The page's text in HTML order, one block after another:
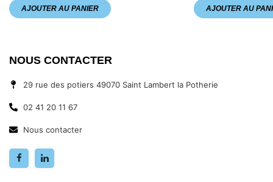
AJOUTER AU PANIER AJOUTER AU
NOUS CONTACTER
29 rue des potiers 49070 Saint Lambert la Potherie
02 41 20 11 67
Nous contacter